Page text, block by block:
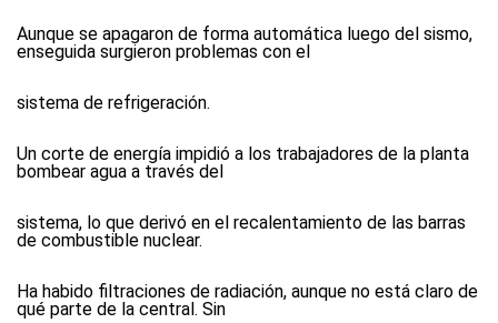
Aunque se apagaron de forma automática luego del sismo,
enseguida surgieron problemas con el
sistema de refrigeración.
Un corte de energía impidió a los trabajadores de la planta
bombear agua a través del
sistema, lo que derivó en el recalentamiento de las barras
de combustible nuclear.
Ha habido filtraciones de radiación, aunque no está claro de
qué parte de la central. Sin